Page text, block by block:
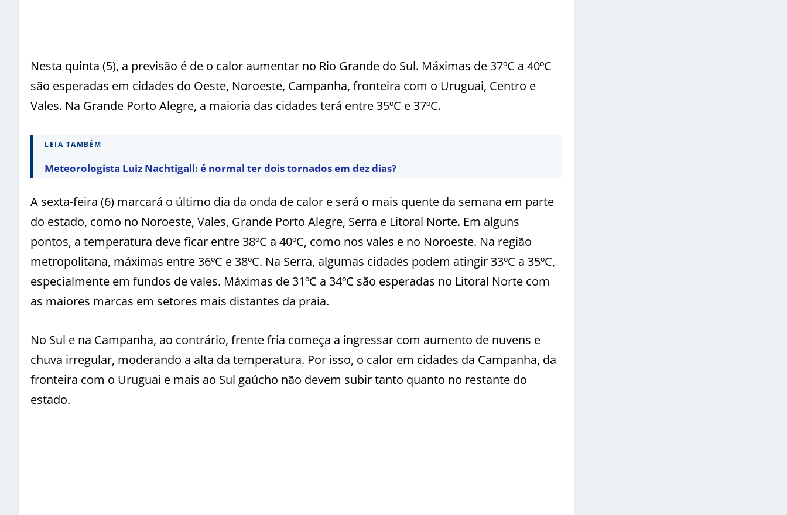
Nesta quinta (5), a previsão é de o calor aumentar no Rio Grande do Sul. Máximas de 37ºC a 40ºC
são esperadas em cidades do Oeste, Noroeste, Campanha, fronteira com o Uruguai, Centro e
Vales. Na Grande Porto Alegre, a maioria das cidades terá entre 35ºC e 37ºC.
LEIA TAMBÉM
Meteorologista Luiz Nachtigall: é normal ter dois tornados em dez dias?
A sexta-feira (6) marcará o último dia da onda de calor e será o mais quente da semana em parte
do estado, como no Noroeste, Vales, Grande Porto Alegre, Serra e Litoral Norte. Em alguns
pontos, a temperatura deve ficar entre 38ºC a 40ºC, como nos vales e no Noroeste. Na região
metropolitana, máximas entre 36ºC e 38ºC. Na Serra, algumas cidades podem atingir 33ºC a 35ºC,
especialmente em fundos de vales. Máximas de 31ºC a 34ºC são esperadas no Litoral Norte com
as maiores marcas em setores mais distantes da praia.
No Sul e na Campanha, ao contrário, frente fria começa a ingressar com aumento de nuvens e
chuva irregular, moderando a alta da temperatura. Por isso, o calor em cidades da Campanha, da
fronteira com o Uruguai e mais ao Sul gaúcho não devem subir tanto quanto no restante do
estado.